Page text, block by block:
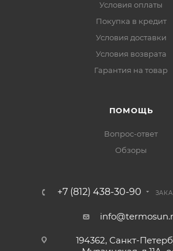
Условия оплаты
Покупка в кредит
Условия доставки
Условия возврата
Гарантия на товар
ПОМОЩЬ
Вопрос-ответ
Обзоры
+7 (812) 438-30-90
194362, Санкт-